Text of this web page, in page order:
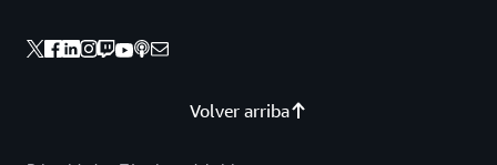
Volver arriba